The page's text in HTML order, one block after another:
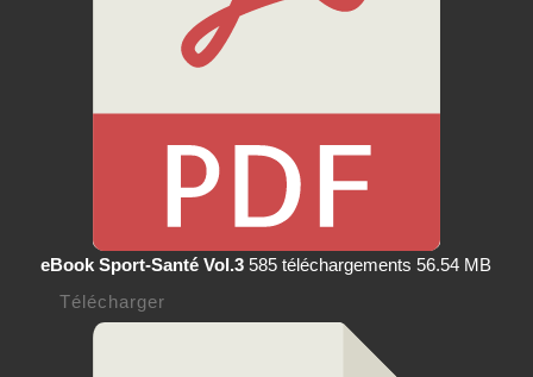
eBook Sport-Santé Vol.3 585 téléchargements 56.54 MB
Télécharger